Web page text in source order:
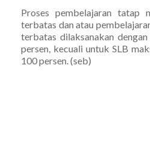
Proses pembelajaran tatap
terbatas dan atau
terbatas dilaksanakan
persen, kecuali untuk SLB
100 persen. (seb)